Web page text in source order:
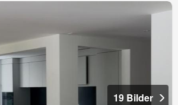
19 Bilder